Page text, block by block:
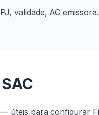
validade, AC emissora.
úteis para configurar